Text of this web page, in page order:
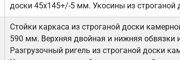
доски 45х145+/-5 мм. Укосины из строганой
Стойки каркаса из строганой доски
590 мм. Верхняя двойная и нижняя обвязки
Разгрузочный ригель из строганой доски